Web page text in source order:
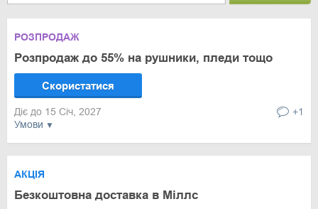
Умови
РОЗПРОДАЖ
Розпродаж до 55% на рушники, пледи тощо
Скористатися
Діє до 15 Січ, 2027 +1
АКЦІЯ
Безкоштовна доставка в Міллс